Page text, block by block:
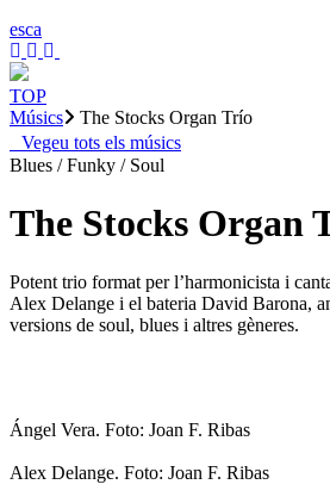
esca
TOP
Músics
The Stocks Organ Trío
Vegeu tots els músics
Blues / Funky / Soul
The Stocks Organ
Potent trio format per l’harmonicista i
Alex Delange i el bateria David Barona,
versions de soul, blues i altres gèneres.
Ángel Vera. Foto: Joan F. Ribas
Alex Delange. Foto: Joan F. Ribas